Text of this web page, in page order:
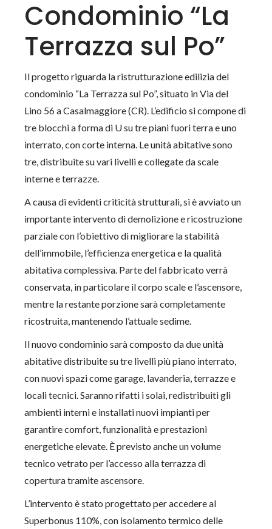
Condominio “La
Terrazza sul Po”
Il progetto riguarda la ristrutturazione edilizia del
condominio “La Terrazza sul Po”, situato in Via del
Lino 56 a Casalmaggiore (CR). L’edificio si compone di
tre blocchi a forma di U su tre piani fuori terra e uno
interrato, con corte interna. Le unità abitative sono
tre, distribuite su vari livelli e collegate da scale
interne e terrazze.
A causa di evidenticriticità strutturali, si è avviato un
importante intervento didemolizione e ricostruzione
parzialecon l’obiettivo di migliorare la stabilità
dell’immobile, l’efficienza energetica e la qualità
abitativa complessiva. Parte del fabbricato verrà
conservata, in particolare il corpo scale e l’ascensore,
mentre la restante porzione sarà completamente
ricostruita, mantenendo l’attuale sedime.
Il nuovo condominio sarà composto da due unità
abitative distribuite su tre livelli più piano interrato,
con nuovi spazi come garage, lavanderia, terrazze e
locali tecnici. Saranno rifatti i solai, redistribuiti gli
ambienti interni e installati nuovi impianti per
garantirecomfort, funzionalità e prestazioni
energeticheelevate. È previsto anche unvolume
tecnico vetrato per l’accesso alla terrazza di
copertura tramite ascensore.
L’intervento è stato progettato per accedere al
Superbonus 110%, con isolamento termico delle